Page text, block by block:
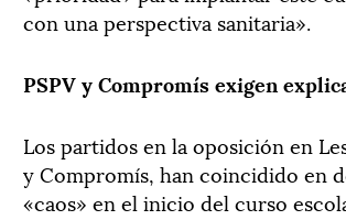
con una perspectiva sanitaria».
PSPV y Compromís exigen
Los partidos en la oposición en
y Compromís, han coincidido en
«caos» en el inicio del curso